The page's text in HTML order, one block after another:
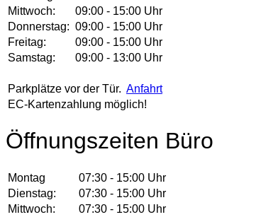
Mittwoch:
09:00 - 15:00 Uhr
Donnerstag: 09:00 - 15:00 Uhr
Freitag:
09:00 - 15:00 Uhr
Samstag:
09:00 - 13:00 Uhr
Parkplätze vor der Tür. Anfahrt
EC-Kartenzahlung möglich!
Öffnungszeiten Büro
Montag
07:30 - 15:00 Uhr
Dienstag:
07:30 - 15:00 Uhr
Mittwoch:
07:30 - 15:00 Uhr